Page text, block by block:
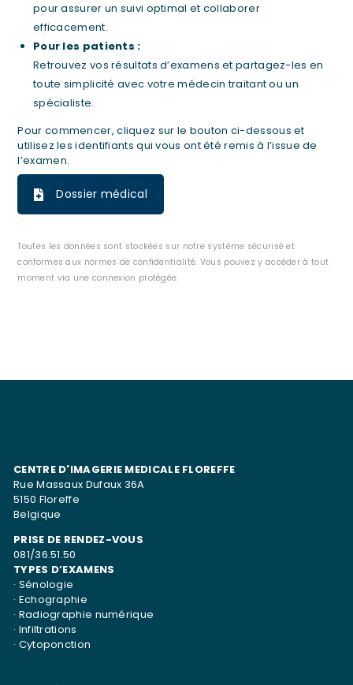
pour assurer un suivi optimal et collaborer
efficacement.
Pour les patients :
Retrouvez vos résultats d’examens et partagez-les en
toute simplicité avec votre médecin traitant ou un
spécialiste.
Pour commencer, cliquez sur le bouton ci-dessous et
utilisez les identifiants qui vous ont été remis à l’issue de
l’examen.
Dossier médical
Toutes les données sont stockées sur notre système sécurisé et
conformes aux normes de confidentialité. Vous pouvez y accéder à tout
moment via une connexion protégée.
CENTRE D'IMAGERIE MEDICALE FLOREFFE
Rue Massaux Dufaux 36A
5150 Floreffe
Belgique
PRISE DE RENDEZ-VOUS
081/36.51.50
TYPES D’EXAMENS
· Sénologie
· Echographie
· Radiographie numérique
· Infiltrations
· Cytoponction